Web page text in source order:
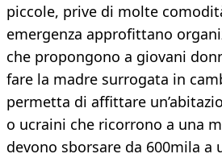
piccole, prive di molte
emergenza approfittano
che propongono a giovani
fare la madre surrogata in
permetta di affittare
o ucraini che ricorrono a una
devono sborsare da 600mila a